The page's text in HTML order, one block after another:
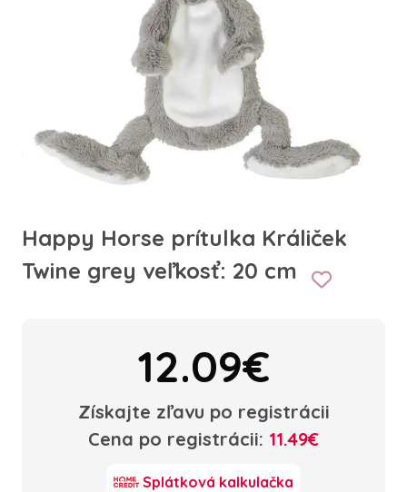
Happy Horse prítulka Králiček
Twine grey veľkosť: 20 cm
12.09€
Získajte zľavu po registrácii
Cena po registrácii: 11.49€
Splátková kalkulačka